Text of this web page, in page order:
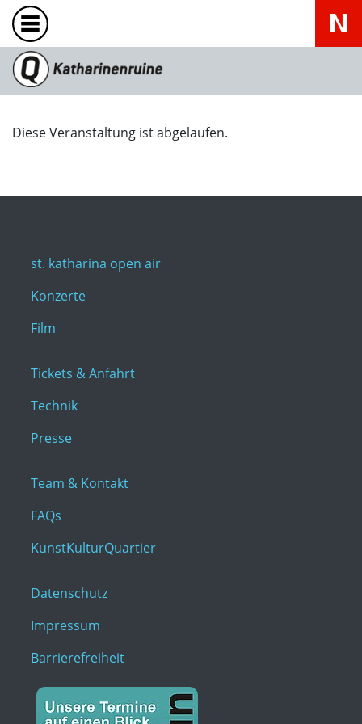
Diese Veranstaltung ist abgelaufen.
st. katharina open air
Konzerte
Film
Tickets & Anfahrt
Technik
Presse
Team & Kontakt
FAQs
KunstKulturQuartier
Datenschutz
Impressum
Barrierefreiheit